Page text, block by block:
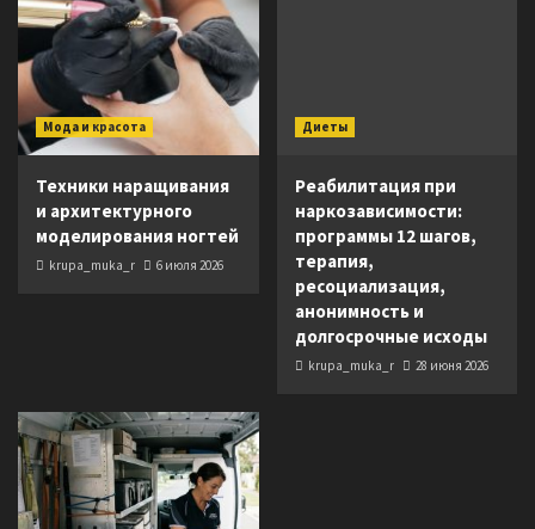
Мода и красота
Техники наращивания
и архитектурного
моделирования ногтей
krupa_muka_r 6 июля 2026
Диеты
Реабилитация при
наркозависимости:
программы 12 шагов,
терапия,
ресоциализация,
анонимность и
долгосрочные исходы
krupa_muka_r 28 июня 2026